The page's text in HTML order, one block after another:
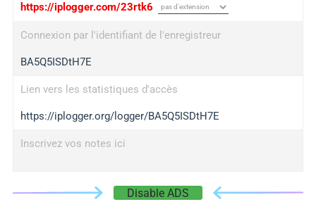
https://iplogger.com/23rtk6
Connexion par l'identifiant de l'enregistreur
BA5Q5ISDtH7E
Lien vers les statistiques d'accès
https://iplogger.org/logger/BA5Q5ISDtH7E
Inscrivez vos notes ici
Disable ADS